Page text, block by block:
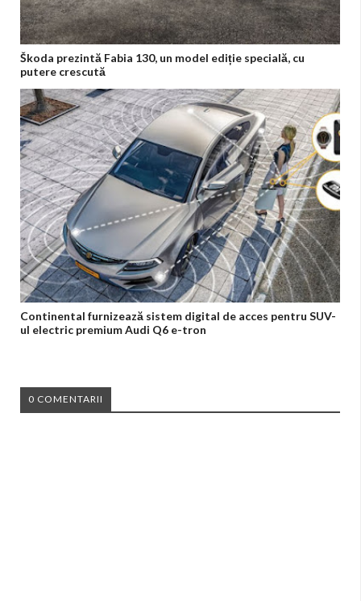
Škoda prezintă Fabia 130, un model ediție specială, cu
putere crescută
Continental furnizează sistem digital de acces pentru SUV-
ul electric premium Audi Q6 e-tron
0 COMENTARII